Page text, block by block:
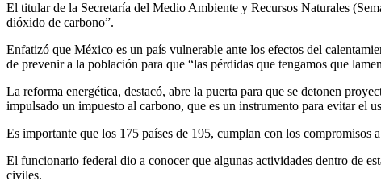
El titular de la Secretaría del Medio Ambiente y Recursos Naturales
dióxido de carbono”.
Enfatizó que México es un país vulnerable ante los efectos del
de prevenir a la población para que “las pérdidas que tengamos que
La reforma energética, destacó, abre la puerta para que se detonen
impulsado un impuesto al carbono, que es un instrumento para evitar el
Es importante que los 175 países de 195, cumplan con los compromisos
El funcionario federal dio a conocer que algunas actividades dentro de
civiles.